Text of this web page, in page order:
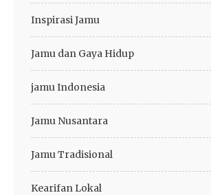
Inspirasi Jamu
Jamu dan Gaya Hidup
jamu Indonesia
Jamu Nusantara
Jamu Tradisional
Kearifan Lokal